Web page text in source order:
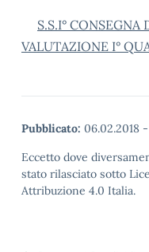
S.S.I°
VALUTAZIONE I°
Pubblicato: 06.02.2018 -
Eccetto dove
stato rilasciato sotto
Attribuzione 4.0 Italia.